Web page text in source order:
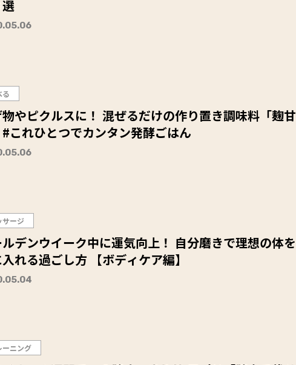
る
ルスに！ 混ぜるだけの作り置き調味料「麹甘
これひとつでカンタン発酵ごはん
サージ
デンウイーク中に運気向上！ 自分磨きで理想の体を
れる過ごし方 【ボディケア編】
ーニング